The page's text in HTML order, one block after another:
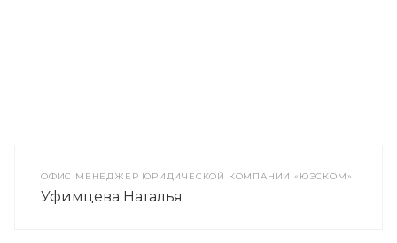
ОФИС МЕНЕДЖЕР ЮРИДИЧЕСКОЙ КОМПАНИИ «ЮЭСКОМ»
Уфимцева Наталья